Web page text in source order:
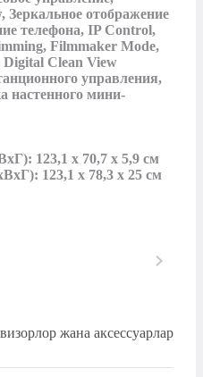
отображение
телефона, IP Control,
Filmmaker Mode,
Clean View
управления,
настенного мини-
123,1 x 70,7 x 5,9 см
123,1 x 78,3 x 25 см
жана аксессуарлар